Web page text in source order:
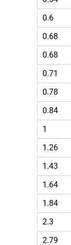
0.6
0.68
0.68
0.71
0.78
0.84
1
1.26
1.43
1.64
1.84
2.3
2.79